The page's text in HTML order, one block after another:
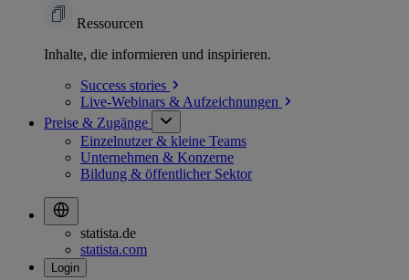
Ressourcen
Inhalte, die informieren und inspirieren.
Success stories
Live-Webinars & Aufzeichnungen
Preise & Zugänge
Einzelnutzer & kleine Teams
Unternehmen & Konzerne
Bildung & öffentlicher Sektor
statista.de
statista.com